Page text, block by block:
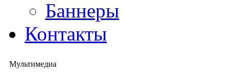
Баннеры
Контакты
Мультимедиа